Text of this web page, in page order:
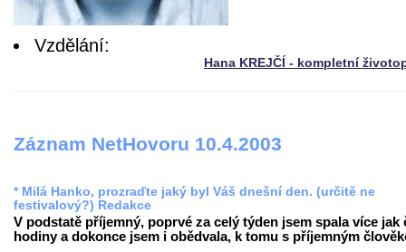
Vzdělání:
Hana KREJČÍ - kompletní
Záznam NetHovoru 10.4.2003
* Milá Hanko, prozraďte jaký byl Váš dnešní den. (určitě ne
festivalový?) Redakce
V podstatě příjemný, poprvé za celý týden jsem spala více jak
hodiny a dokonce jsem i obědvala, k tomu s příjemným